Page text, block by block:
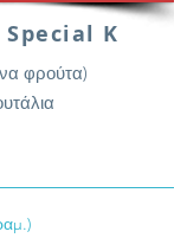
K
φρούτα)